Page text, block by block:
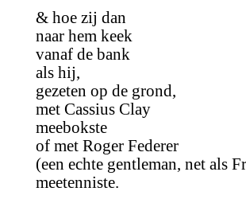
& hoe zij dan
naar hem keek
vanaf de bank
als hij,
gezeten op de grond,
met Cassius Clay
meebokste
of met Roger Federer
(een echte gentleman, net als
meetenniste.